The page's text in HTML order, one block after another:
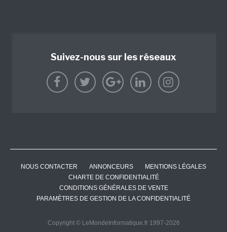
Suivez-nous sur les réseaux
NOUS CONTACTER ANNONCEURS
MENTIONS LÉGALES
CHARTE DE CONFIDENTIALITÉ
CONDITIONS GÉNÉRALES DE VENTE
PARAMÈTRES DE GESTION DE LA CONFIDENTIALITÉ
Copyright © LeMondeInformatique.fr 1997-2026